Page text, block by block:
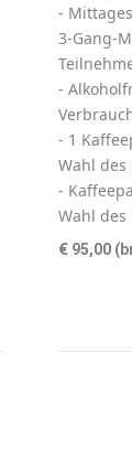
-
3-Gang-
-
- 1
Wahl
-
Wahl
€ 95,00